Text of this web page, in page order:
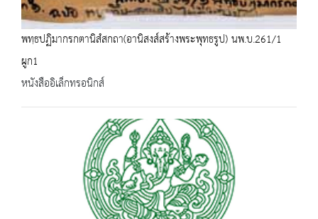
พทฺธปฏิมากรกตานิสํสกถา(อานิสงส์สร้างพระพุทธรูป) นพ.บ.261/1
ผูก1
หนังสืออิเล็กทรอนิกส์